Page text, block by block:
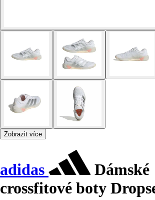
Zobrazit více
adidas
Dámské
crossfitové boty